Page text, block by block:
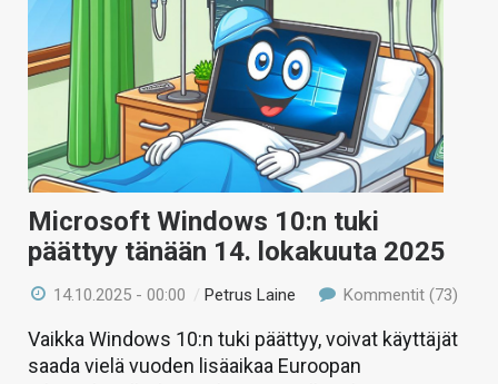
Microsoft Windows 10:n tuki
päättyy tänään 14. lokakuuta 2025
14.10.2025 - 00:00 / Petrus Laine Kommentit (73)
Vaikka Windows 10:n tuki päättyy, voivat käyttäjät
saada vielä vuoden lisäaikaa Euroopan